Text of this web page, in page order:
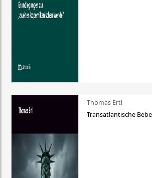
Thomas Ertl
Transatlantische